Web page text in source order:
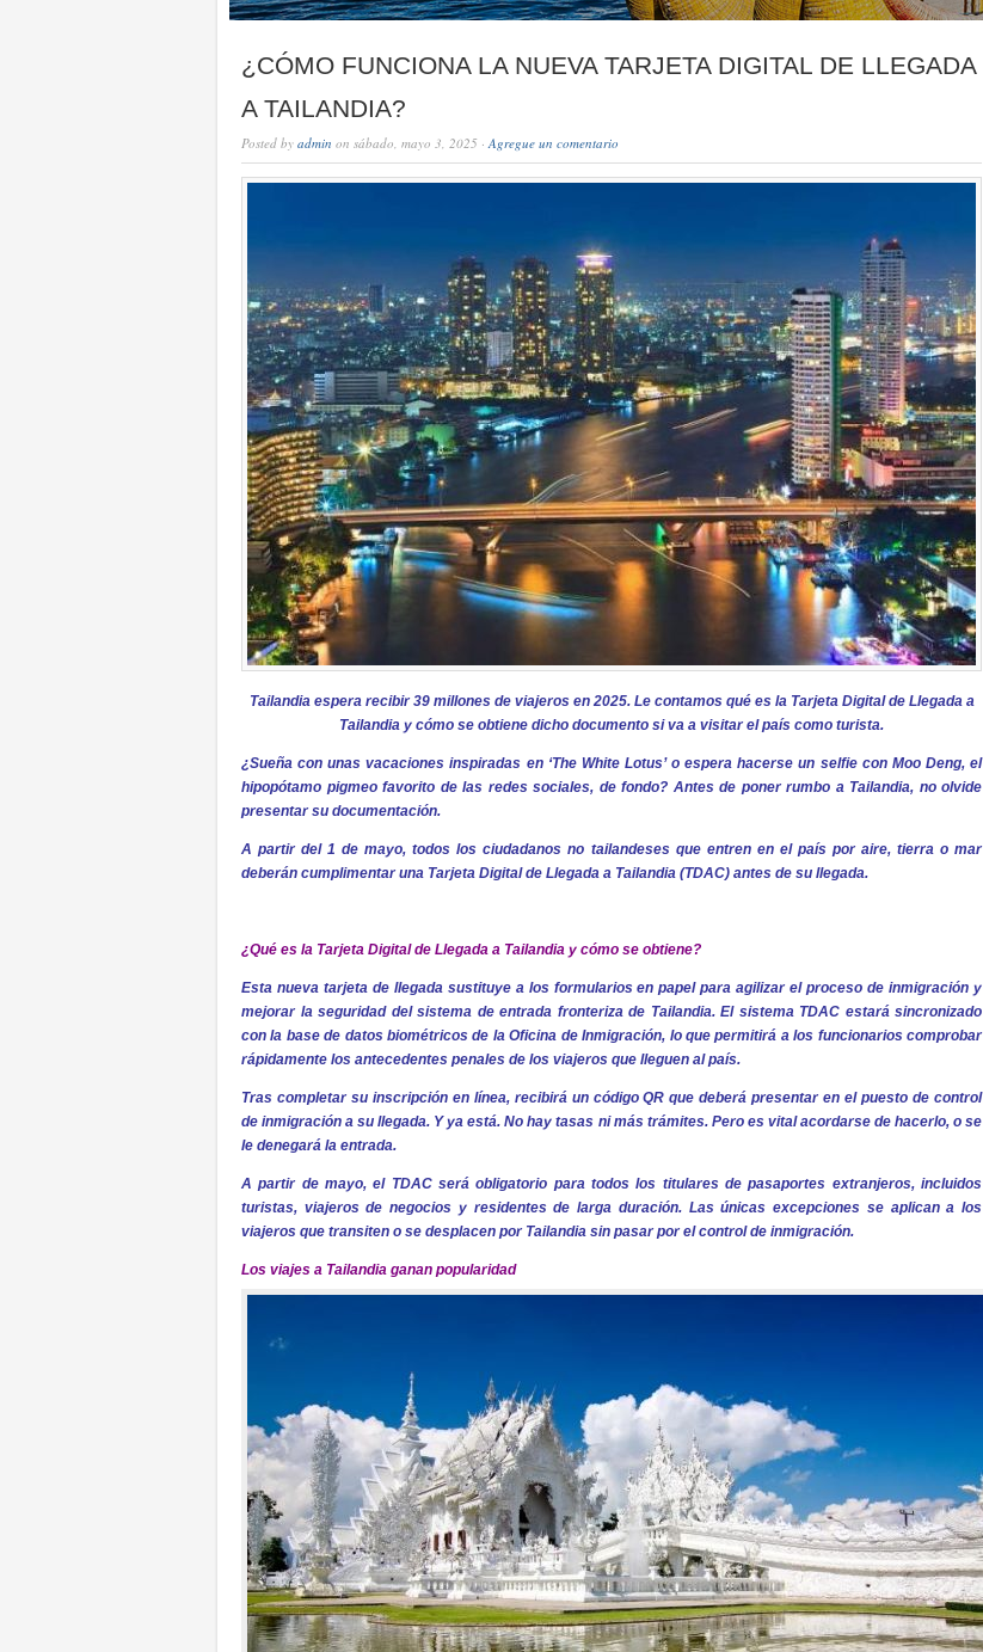
¿CÓMO FUNCIONA LA NUEVA TARJETA DIGITAL DE LLEGADA
A TAILANDIA?
Posted by admin on sábado, mayo 3, 2025 ·Agregue un comentario
Tailandia espera recibir 39 millones de viajeros en 2025. Le contamos qué es la Tarjeta Digital de Llegada a
Tailandia y cómo se obtiene dicho documento si va a visitar el país como turista.
¿Sueña con unas vacaciones inspiradas en ‘The White Lotus’ o espera hacerse un selfie con Moo Deng, el
hipopótamo pigmeo favorito de las redes sociales, de fondo? Antes de poner rumbo a Tailandia, no olvide
presentar su documentación.
A partir del 1 de mayo, todos los ciudadanos no tailandeses que entren en el país por aire, tierra o mar
deberán cumplimentar una Tarjeta Digital de Llegada a Tailandia (TDAC) antes de su llegada.
¿Qué es la Tarjeta Digital de Llegada a Tailandia y cómo se obtiene?
Esta nueva tarjeta de llegada sustituye a los formularios en papel para agilizar el proceso de inmigración y
mejorar la seguridad del sistema de entrada fronteriza de Tailandia. El sistema TDAC estará sincronizado
con la base de datos biométricos de la Oficina de Inmigración, lo que permitirá a los funcionarios comprobar
rápidamente los antecedentes penales de los viajeros que lleguen al país.
Tras completar su inscripción en línea, recibirá un código QR que deberá presentar en el puesto de control
de inmigración a su llegada. Y ya está. No hay tasas ni más trámites. Pero es vital acordarse de hacerlo, o se
le denegará la entrada.
A partir de mayo, el TDAC será obligatorio para todos los titulares de pasaportes extranjeros, incluidos
turistas, viajeros de negocios y residentes de larga duración. Las únicas excepciones se aplican a los
viajeros que transiten o se desplacen por Tailandia sin pasar por el control de inmigración.
Los viajes a Tailandia ganan popularidad